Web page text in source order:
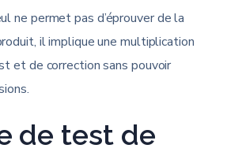
ne permet pas d’éprouver de la
il implique une multiplication
et de correction sans pouvoir
de test de